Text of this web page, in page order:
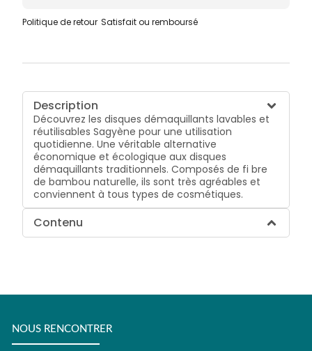
Politique de retour Satisfait ou remboursé
Description
Découvrez les disques démaquillants lavables et
réutilisables Sagyène pour une utilisation
quotidienne. Une véritable alternative
économique et écologique aux disques
démaquillants traditionnels. Composés de fi bre
de bambou naturelle, ils sont très agréables et
conviennent à tous types de cosmétiques.
Contenu
NOUS RENCONTRER